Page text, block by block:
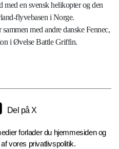
med en svensk helikopter og den
flyvebasen i Norge.
med andre danske Fennec,
i Øvelse Battle Griffin.
Del på X
forlader du hjemmesiden og
vores privatlivspolitik.